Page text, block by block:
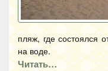
пляж, где состоялся
на воде.
Читать…